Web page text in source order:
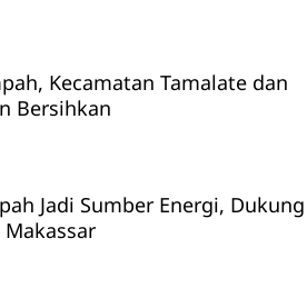
Kecamatan Tamalate dan
Bersihkan
Jadi Sumber Energi, Dukung